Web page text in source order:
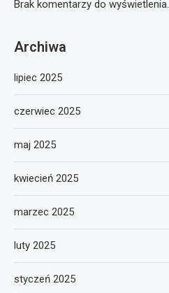
Brak komentarzy do wyświetlenia.
Archiwa
lipiec 2025
czerwiec 2025
maj 2025
kwiecień 2025
marzec 2025
luty 2025
styczeń 2025